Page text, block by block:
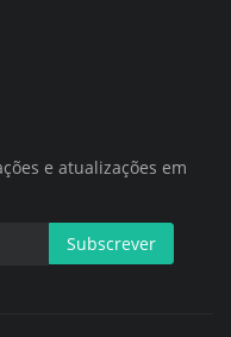
e atualizações em
Subscrever